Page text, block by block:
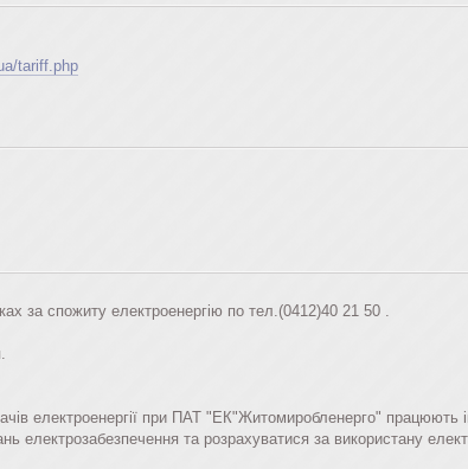
tariff.php
за спожиту електроенергію по тел.(0412)40 21 50 .
електроенергії при ПАТ "ЕК"Житомиробленерго" працюють
електрозабезпечення та розрахуватися за використану